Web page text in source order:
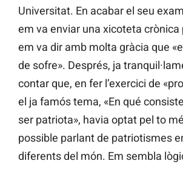
Universitat. En acabar el seu
em va enviar una xicoteta crònica
em va dir amb molta gràcia que
de sofre». Després, ja
contar que, en fer l’exercici de
el ja famós tema, «En qué
ser patriota», havia optat pel to
possible parlant de patriotismes
diferents del món. Em sembla